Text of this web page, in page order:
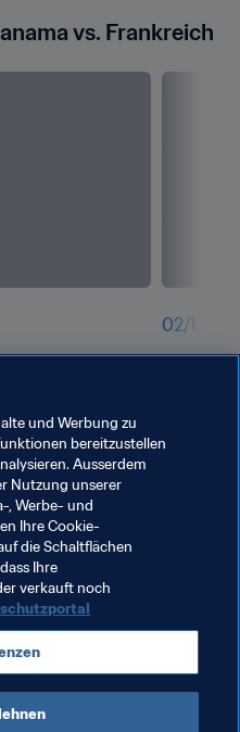
vs. Frankreich
02/12
Polen 2019™
und Werbung zu
bereitzustellen
Ausserdem
Nutzung unserer
, Werbe- und
Ihre Cookie-
die Schaltflächen
Ihre
verkauft noch